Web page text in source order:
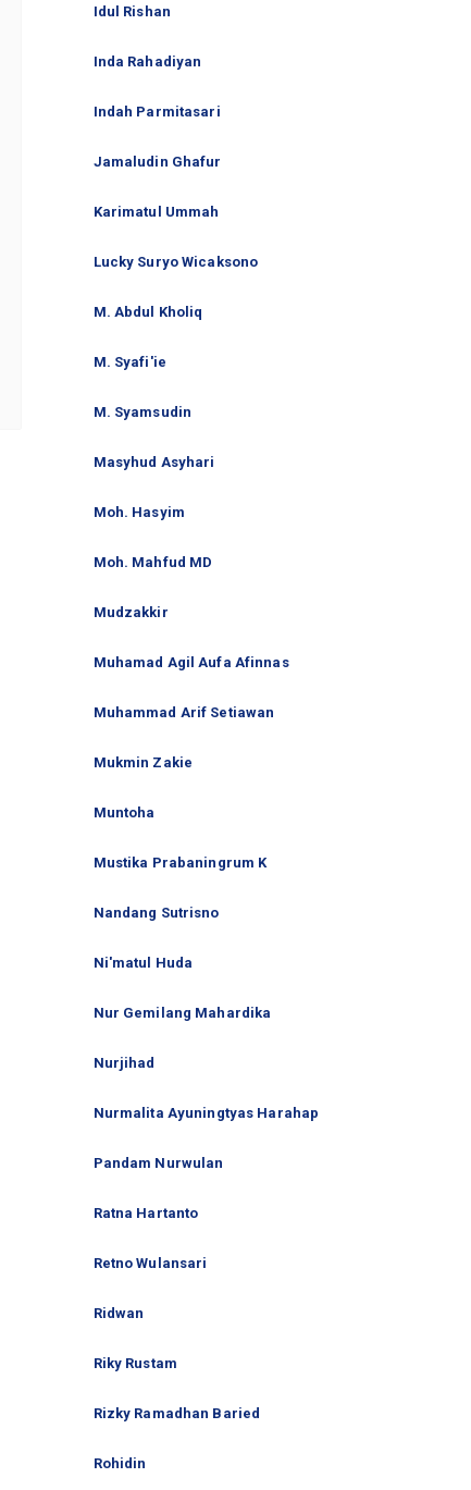
Idul Rishan
Inda Rahadiyan
Indah Parmitasari
Jamaludin Ghafur
Karimatul Ummah
Lucky Suryo Wicaksono
M. Abdul Kholiq
M. Syafi'ie
M. Syamsudin
Masyhud Asyhari
Moh. Hasyim
Moh. Mahfud MD
Mudzakkir
Muhamad Agil Aufa Afinnas
Muhammad Arif Setiawan
Mukmin Zakie
Muntoha
Mustika Prabaningrum K
Nandang Sutrisno
Ni'matul Huda
Nur Gemilang Mahardika
Nurjihad
Nurmalita Ayuningtyas Harahap
Pandam Nurwulan
Ratna Hartanto
Retno Wulansari
Ridwan
Riky Rustam
Rizky Ramadhan Baried
Rohidin